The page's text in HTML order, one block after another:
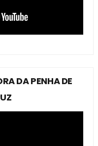
DA PENHA DE